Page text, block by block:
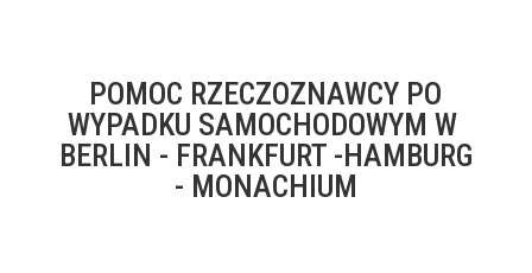
POMOC RZECZOZNAWCY PO
WYPADKU SAMOCHODOWYM W
BERLIN - FRANKFURT -HAMBURG
- MONACHIUM